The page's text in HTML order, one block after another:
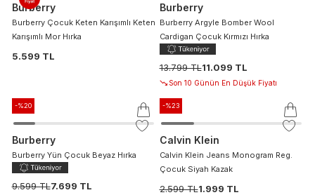
Burberry
Burberry Çocuk Keten Karışımlı Keten
Karışımlı Mor Hırka
5.599 TL
Burberry
Burberry Argyle Bomber Wool
Cardigan Çocuk Kırmızı Hırka
13.799 TL11.099 TL
Son 10 Günün En Düşük Fiyatı
-%20
Burberry
Burberry Yün Çocuk Beyaz Hırka
9.599 TL7.699 TL
-%23
Calvin Klein
Calvin Klein Jeans Monogram Reg.
Çocuk Siyah Kazak
2.599 TL1.999 TL